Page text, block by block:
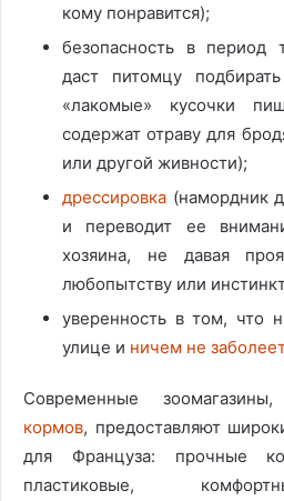
кому понравится);
безопасность в период
даст питомцу
«лакомые» кусочки
содержат отраву для
или другой живности);
дрессировка (намордник
и переводит ее
хозяина, не давая
любопытству или
уверенность в том, что
улице и ничем не заболеет
Современные
кормов, предоставляют
для Француза: прочные
пластиковые,